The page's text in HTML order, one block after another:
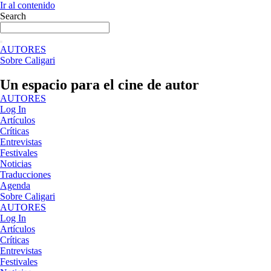
Ir al contenido
Search
AUTORES
Sobre Caligari
Un espacio para el cine de autor
AUTORES
Log In
Artículos
Críticas
Entrevistas
Festivales
Noticias
Traducciones
Agenda
Sobre Caligari
AUTORES
Log In
Artículos
Críticas
Entrevistas
Festivales